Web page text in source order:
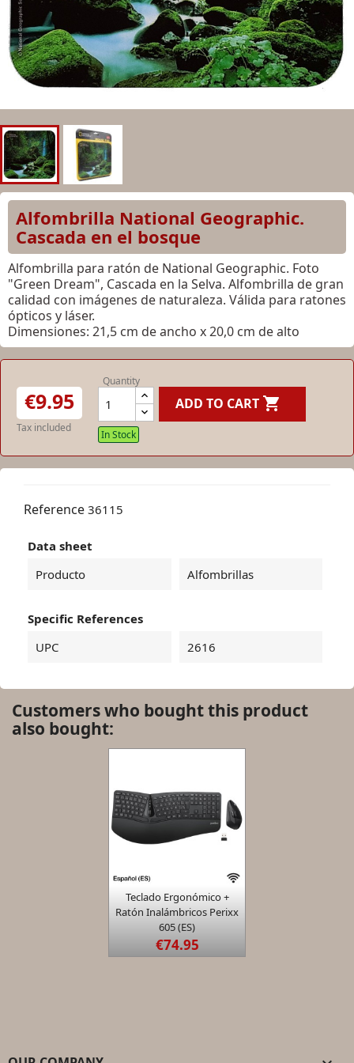
Alfombrilla National Geographic.
Cascada en el bosque
Alfombrilla para ratón de National Geographic. Foto
"Green Dream", Cascada en la Selva. Alfombrilla de gran
calidad con imágenes de naturaleza. Válida para ratones
ópticos y láser.
Dimensiones: 21,5 cm de ancho x 20,0 cm de alto
€9.95
Tax included
Quantity
ADD TO CART 
In Stock
Reference 36115
Data sheet
Producto
Alfombrillas
Specific References
UPC
2616
Customers who bought this product
also bought:
Quick view
Teclado Ergonómico +
Ratón Inalámbricos Perixx
605 (ES)
€74.95